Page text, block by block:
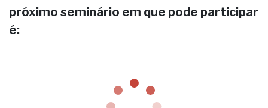
próximo seminário em que pode participar
é: